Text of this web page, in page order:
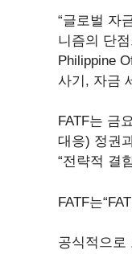
“글로벌 자
니즘의 단
Philippine
사기, 자금
FATF는 금
대응) 정권
“전략적 결
FATF는
공식적으로